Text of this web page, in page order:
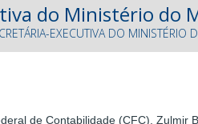
do Ministério do
EXECUTIVA DO MINISTÉRIO
de Contabilidade (CFC),